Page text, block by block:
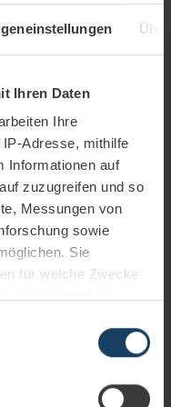
Ihren Daten
Ihre
Adresse, mithilfe
Informationen auf
zuzugreifen und so
Messungen von
sowie
Sie
für welche Zwecke
of industry-